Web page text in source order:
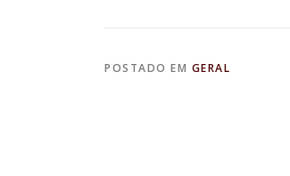
POSTADO EM GERAL